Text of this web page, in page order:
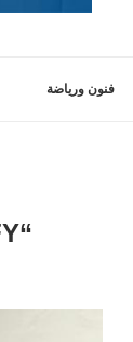
فنون ورياضة
“SPOTIFY” يدعم المواهب المحليّة الصاعدة في الفن والموسيقى